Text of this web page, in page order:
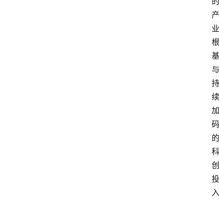
产
业
根
基
与
持
续
加
码
的
科
创
投
入